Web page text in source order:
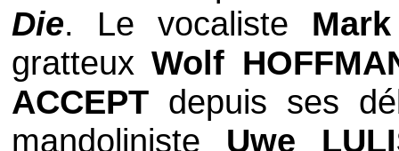
Die. Le vocaliste
gratteuxWolf
ACCEPT depuis ses
mandoliniste Uwe